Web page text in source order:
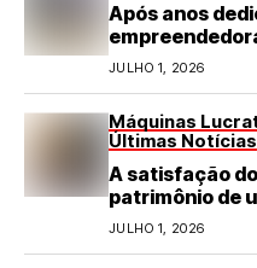
Após anos
turismo em
JULHO 1, 2026
Máquinas
Últimas Notícias
A satisfação
patrimônio de
JULHO 1, 2026